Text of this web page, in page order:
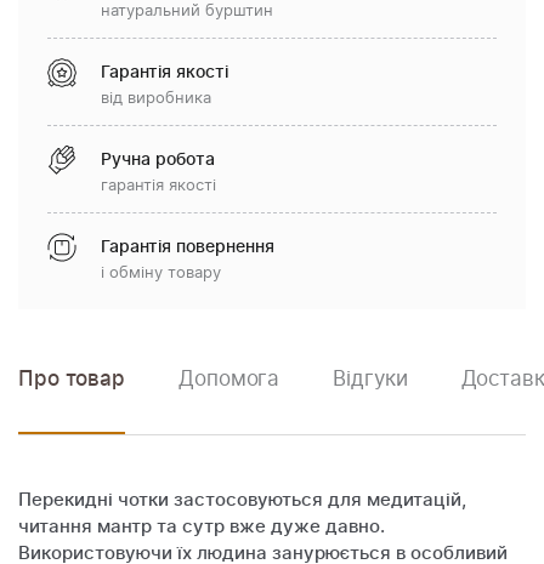
натуральний бурштин
Гарантія якості
від виробника
Ручна робота
гарантія якості
Гарантія повернення
і обміну товару
Про товар Допомога Відгуки
Перекидні чотки застосовуються для медитацій,
читання мантр та сутр вже дуже давно.
Використовуючи їх людина занурюється в особливий